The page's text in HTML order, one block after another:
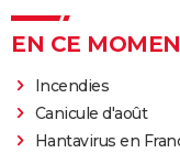
EN CE
Incendies
Canicule d'août
Hantavirus en